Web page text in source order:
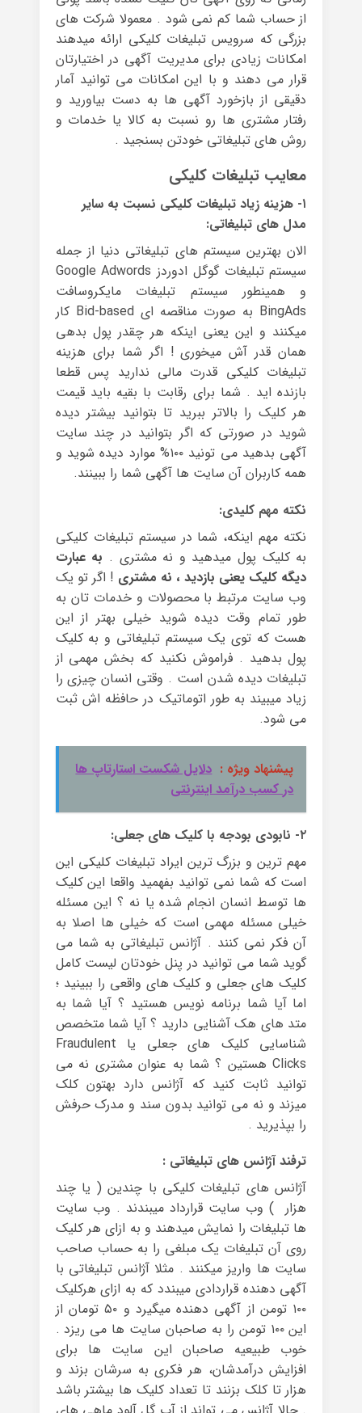
از حساب شما کم نمی شود . معمولا شرکت های
بزرگی که سرویس تبلیغات کلیکی ارائه میدهند
امکانات زیادی برای مدیریت آگهی در اختیارتان
قرار می دهند و با این امکانات می توانید آمار
دقیقی از بازخورد آگهی ها به دست بیاورید و
رفتار مشتری ها رو نسبت به کالا یا خدمات و
روش های تبلیغاتی خودتن بسنجید .
معایب تبلیغات کلیکی
۱- هزینه زیاد تبلیغات کلیکی نسبت به سایر
مدل های تبلیغاتی:
الان بهترین سیستم های تبلیغاتی دنیا از جمله
سیستم تبلیغات گوگل ادوردز Google Adwords
و همینطور سیستم تبلیغات مایکروسافت
BingAds به صورت مناقصه ای Bid-based کار
میکنند و این یعنی اینکه هر چقدر پول بدهی
همان قدر آش میخوری ! اگر شما برای هزینه
تبلیغات کلیکی قدرت مالی ندارید پس قطعا
بازنده اید . شما برای رقابت با بقیه باید قیمت
هر کلیک را بالاتر ببرید تا بتوانید بیشتر دیده
شوید در صورتی که اگر بتوانید در چند سایت
آگهی بدهید می تونید ۱۰۰% موارد دیده شوید و
همه کاربران آن سایت ها آگهی شما را ببینند.
نکته مهم کلیدی:
نکته مهم اینکه، شما در سیستم تبلیغات کلیکی
به کلیک پول میدهید و نه مشتری . به عبارت
دیگه کلیک یعنی بازدید ، نه مشتری ! اگر تو یک
وب سایت مرتبط با محصولات و خدمات تان به
طور تمام وقت دیده شوید خیلی بهتر از این
هست که توی یک سیستم تبلیغاتی و به کلیک
پول بدهید . فراموش نکنید که بخش مهمی از
تبلیغات دیده شدن است . وقتی انسان چیزی را
زیاد میبیند به طور اتوماتیک در حافظه اش ثبت
می شود.
پیشنهاد ویژه : دلایل شکست استارتاپ ها
در کسب درآمد اینترنتی
۲- نابودی بودجه با کلیک های جعلی:
مهم ترین و بزرگ ترین ایراد تبلیغات کلیکی این
است که شما نمی توانید بفهمید واقعا این کلیک
ها توسط انسان انجام شده یا نه ؟ این مسئله
خیلی مسئله مهمی است که خیلی ها اصلا به
آن فکر نمی کنند . آژانس تبلیغاتی به شما می
گوید شما می توانید در پنل خودتان لیست کامل
کلیک های جعلی و کلیک های واقعی را ببینید ؛
اما آیا شما برنامه نویس هستید ؟ آیا شما به
متد های هک آشنایی دارید ؟ آیا شما متخصص
شناسایی کلیک های جعلی یا Fraudulent
Clicks هستین ؟ شما به عنوان مشتری نه می
توانید ثابت کنید که آژانس دارد بهتون کلک
میزند و نه می توانید بدون سند و مدرک حرفش
را بپذیرید .
ترفند آژانس های تبلیغاتی :
آژانس های تبلیغات کلیکی با چندین ( یا چند
هزار ) وب سایت قرارداد میبندند . وب سایت
ها تبلیغات را نمایش میدهند و به ازای هر کلیک
روی آن تبلیغات یک مبلغی را به حساب صاحب
سایت ها واریز میکنند . مثلا آژانس تبلیغاتی با
آگهی دهنده قراردادی میبندد که به ازای هرکلیک
۱۰۰ تومن از آگهی دهنده میگیرد و ۵۰ تومان از
این ۱۰۰ تومن را به صاحبان سایت ها می ریزد .
خوب طبیعیه صاحبان این سایت ها برای
افزایش درآمدشان، هر فکری به سرشان بزند و
هزار تا کلک بزنند تا تعداد کلیک ها بیشتر باشد